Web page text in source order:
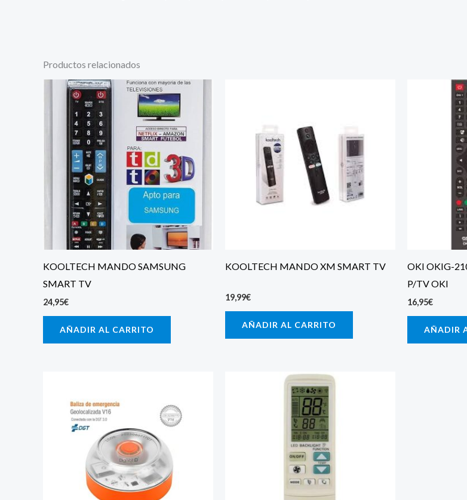
Productos relacionados
KOOLTECH MANDO SAMSUNG
SMART TV
24,95€
AÑADIR AL CARRITO
KOOLTECH MANDO XM SMART TV
19,99€
AÑADIR AL CARRITO
OKI OKIG-
P/TV OKI
16,95€
AÑADIR